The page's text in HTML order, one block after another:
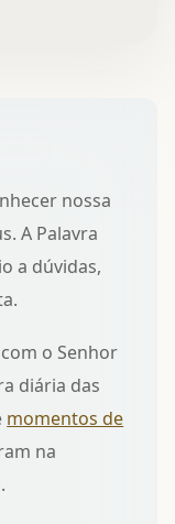
nossa
A Palavra
a dúvidas,
o Senhor
diária das
momentos de
na